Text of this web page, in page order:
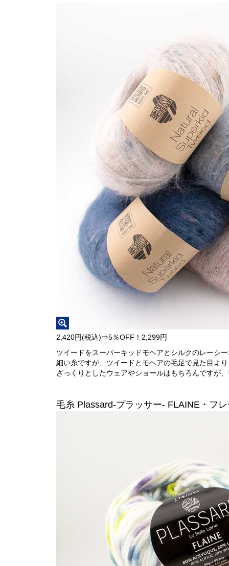
2,420円(税込)⇒5％OFF！2,299円
ツイードをスーパーキッドモヘアとシルクのレーシ
細い糸ですが、ツイードとモヘアの毛足で見た目よ
ざっくりとしたウェアやショールはもちろんですが
毛糸 Plassard-プラッサー- FLAINE・フ